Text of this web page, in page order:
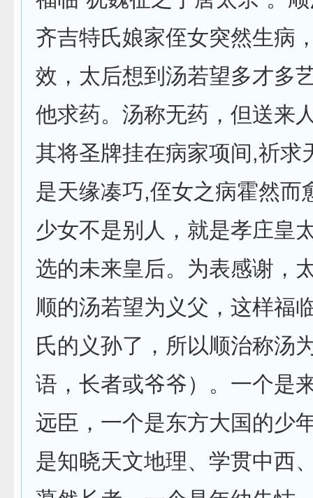
齐吉特氏娘家侄女突然生病
效，太后想到汤若望多才多
他求药。汤称无药，但送来
其将圣牌挂在病家项间,祈求
是天缘凑巧,侄女之病霍然而
少女不是别人，就是孝庄皇
选的未来皇后。为表感谢，
顺的汤若望为义父，这样福
氏的义孙了，所以顺治称汤
语，长者或爷爷）。一个是
远臣，一个是东方大国的少
是知晓天文地理、学贯中西